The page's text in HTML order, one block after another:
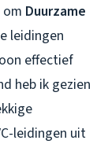
Duurzame
leidingen
effectief
heb ik gezien
leidingen uit